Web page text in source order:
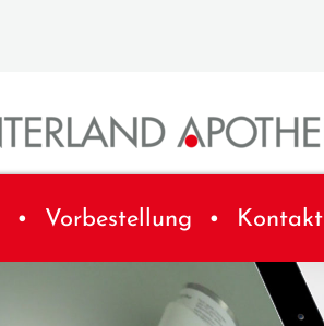
Vorbestellung Kontakt